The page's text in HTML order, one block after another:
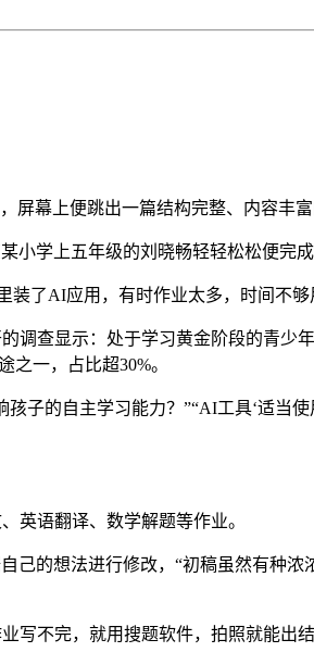
幕上便跳出一篇结构完整、内容丰富
学上五年级的刘晓畅轻轻松松便完成
了AI应用，有时作业太多，时间不
查显示：处于学习黄金阶段的青少
一，占比超30%。
子的自主学习能力？”“AI工具‘适当
语翻译、数学解题等作业。
的想法进行修改，“初稿虽然有种浓
不完，就用搜题软件，拍照就能出结